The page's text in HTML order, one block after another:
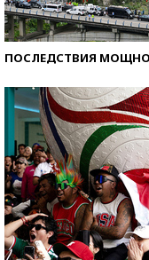
ПОСЛЕДСТВИЯ